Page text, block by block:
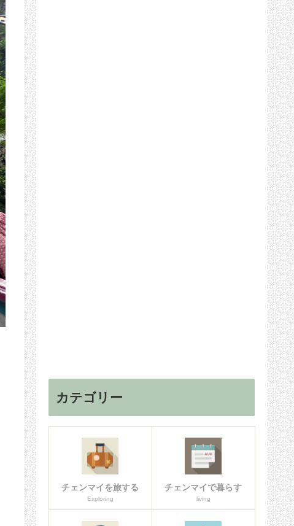
カテゴリー
チェンマイを旅する
Exploring
チェンマイで暮らす
living